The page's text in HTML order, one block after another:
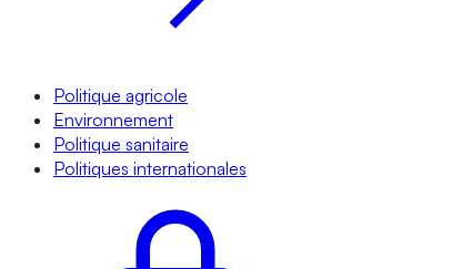
Politique agricole
Environnement
Politique sanitaire
Politiques internationales